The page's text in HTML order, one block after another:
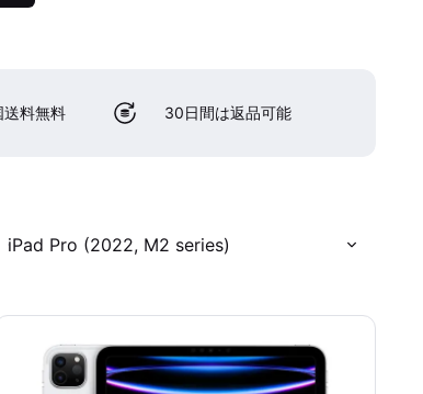
送料無料 30日間は返品可能
iPad Pro (2022, M2 series)